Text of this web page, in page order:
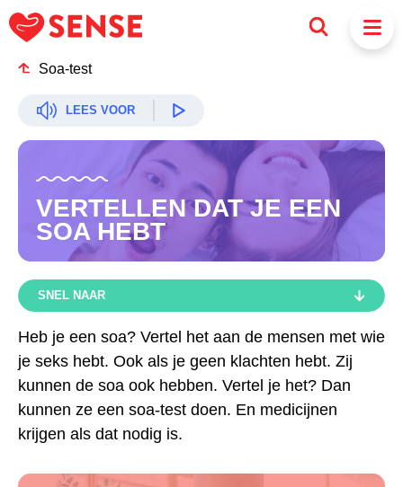
Soa-test
LEES VOOR
VERTELLEN DAT JE EEN
SOA HEBT
SNEL NAAR
SNEL NAAR
LET OP:
HOE VERTEL JE HET?
VERTELLEN ZONDER JE NAAM
Heb je een soa? Vertel het aan de mensen met wie
je seks hebt. Ook als je geen klachten hebt. Zij
kunnen de soa ook hebben. Vertel je het? Dan
kunnen ze een soa-test doen. En medicijnen
krijgen als dat nodig is.